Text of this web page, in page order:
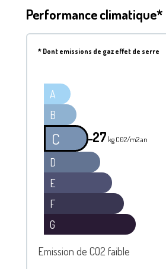
Performance climatique*
*Dont emissions de gaz effet de serre
A
B
C ━27 kg C02/m2.an
D
E
F
G
Emission de CO2 faible